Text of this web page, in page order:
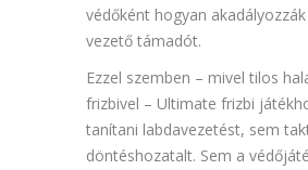
védőként hogyan
vezető támadót.
Ezzel szemben – mivel tilos
frizbivel – Ultimate frizbi
tanítani labdavezetést, sem
döntéshozatalt. Sem a